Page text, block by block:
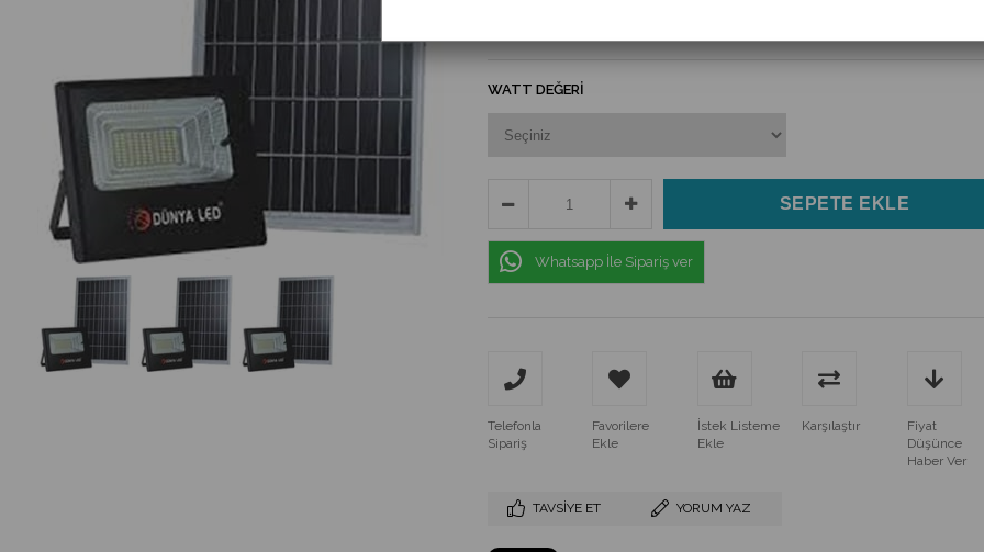
WATT DEĞERİ
Whatsapp İle Sipariş ver
Telefonla
Sipariş
Favorilere
Ekle
İstek Listeme
Ekle
Karşılaştır
Fiyat
Düşünce
Haber Ver
TAVSIYE ET YORUM YAZ